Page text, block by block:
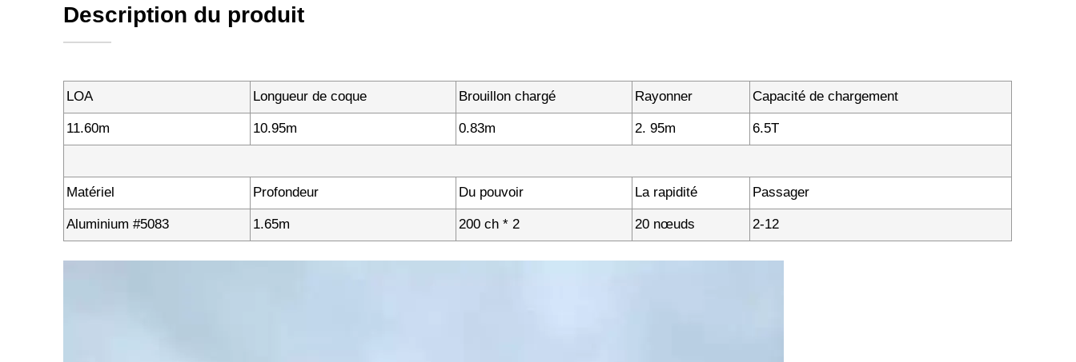
Description du produit
LOA Longueur de coque Brouillon chargé Rayonner Capacité de chargement
11.60m 10.95m 0.83m 2. 95m 6.5T
Matériel Profondeur Du pouvoir La rapidité Passager
Aluminium #5083 1.65m 200 ch * 2 20 nœuds 2-12